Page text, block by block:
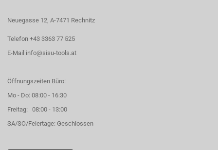
Neuegasse 12, A-7471 Rechnitz
Telefon +43 3363 77 525
E-Mail info@sisu-tools.at
Öffnungszeiten Büro:
Mo - Do: 08:00 - 16:30
Freitag: 08:00 - 13:00
SA/SO/Feiertage: Geschlossen